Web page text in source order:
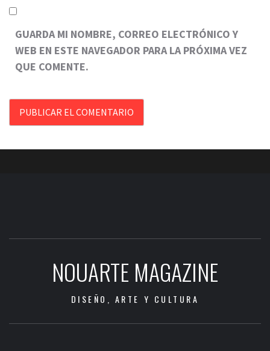
GUARDA MI NOMBRE, CORREO ELECTRÓNICO Y
WEB EN ESTE NAVEGADOR PARA LA PRÓXIMA VEZ
QUE COMENTE.
NOUARTE MAGAZINE
DISEÑO, ARTE Y CULTURA